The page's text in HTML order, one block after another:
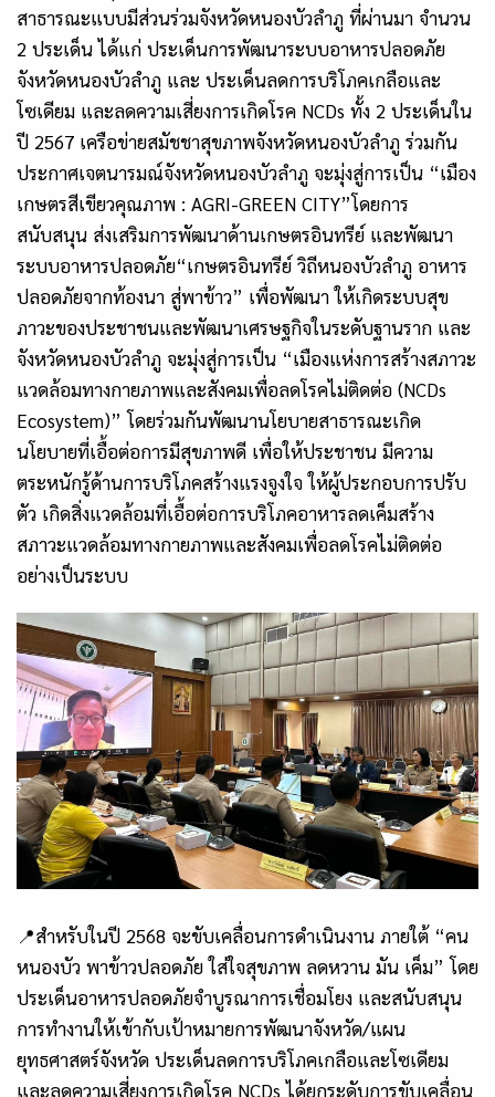
สาธารณะแบบมีส่วนร่วมจังหวัดหนองบัวลำภู ที่ผ่านมา จำนวน
2 ประเด็น ได้แก่ ประเด็นการพัฒนาระบบอาหารปลอดภัย
จังหวัดหนองบัวลำภู และ ประเด็นลดการบริโภคเกลือและ
โซเดียม และลดความเสี่ยงการเกิดโรค NCDs ทั้ง 2 ประเด็นใน
ปี 2567 เครือข่ายสมัชชาสุขภาพจังหวัดหนองบัวลำภู ร่วมกัน
ประกาศเจตนารมณ์จังหวัดหนองบัวลำภู จะมุ่งสู่การเป็น “เมือง
เกษตรสีเขียวคุณภาพ : AGRI-GREEN CITY”โดยการ
สนับสนุน ส่งเสริมการพัฒนาด้านเกษตรอินทรีย์ และพัฒนา
ระบบอาหารปลอดภัย“เกษตรอินทรีย์ วิถีหนองบัวลำภู อาหาร
ปลอดภัยจากท้องนา สู่พาข้าว” เพื่อพัฒนา ให้เกิดระบบสุข
ภาวะของประชาชนและพัฒนาเศรษฐกิจในระดับฐานราก และ
จังหวัดหนองบัวลำภู จะมุ่งสู่การเป็น “เมืองแห่งการสร้างสภาวะ
แวดล้อมทางกายภาพและสังคมเพื่อลดโรคไม่ติดต่อ (NCDs
Ecosystem)”โดยร่วมกันพัฒนานโยบายสาธารณะเกิด
นโยบายที่เอื้อต่อการมีสุขภาพดี เพื่อให้ประชาชน มีความ
ตระหนักรู้ด้านการบริโภคสร้างแรงจูงใจ ให้ผู้ประกอบการปรับ
ตัว เกิดสิ่งแวดล้อมที่เอื้อต่อการบริโภคอาหารลดเค็มสร้าง
สภาวะแวดล้อมทางกายภาพและสังคมเพื่อลดโรคไม่ติดต่อ
อย่างเป็นระบบ
📍สำหรับในปี 2568 จะขับเคลื่อนการดำเนินงาน ภายใต้ “คน
หนองบัว พาข้าวปลอดภัย ใส่ใจสุขภาพ ลดหวาน มัน เค็ม” โดย
ประเด็นอาหารปลอดภัยจำบูรณาการเชื่อมโยง และสนับสนุน
การทำงานให้เข้ากับเป้าหมายการพัฒนาจังหวัด/แผน
ยุทธศาสตร์จังหวัด ประเด็นลดการบริโภคเกลือและโซเดียม
และลดความเสี่ยงการเกิดโรค NCDsได้ยกระดับการขับเคลื่อน